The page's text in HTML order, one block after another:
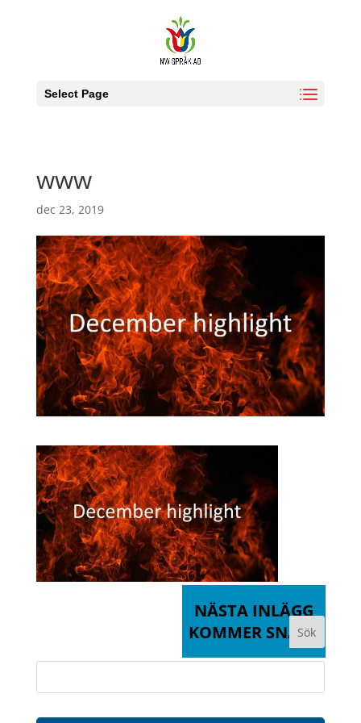
Select Page
www
dec 23, 2019
NÄSTA INLÄGG
KOMMER SNART